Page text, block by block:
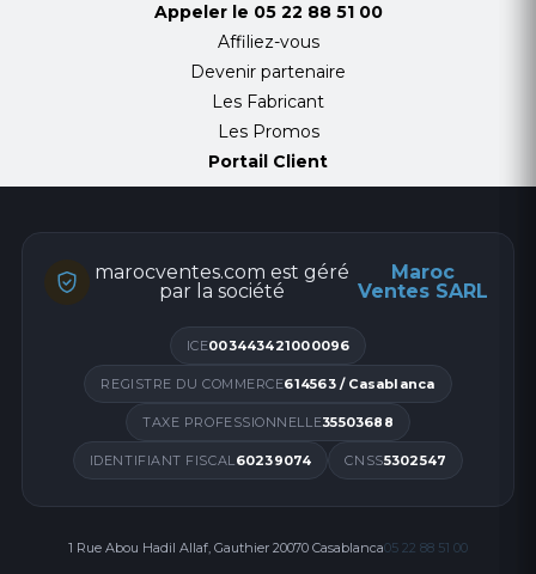
Appeler le 05 22 88 51 00
Affiliez-vous
Devenir partenaire
Les Fabricant
Les Promos
Portail Client
marocventes.com est géré
par la société
Maroc
Ventes SARL
ICE003443421000096
REGISTRE DU COMMERCE614563 / Casablanca
TAXE PROFESSIONNELLE35503688
IDENTIFIANT FISCAL60239074 CNSS5302547
1 Rue Abou Hadil Allaf, Gauthier 20070 Casablanca05 22 88 51 00